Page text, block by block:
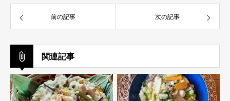
前の記事 次の記事
関連記事